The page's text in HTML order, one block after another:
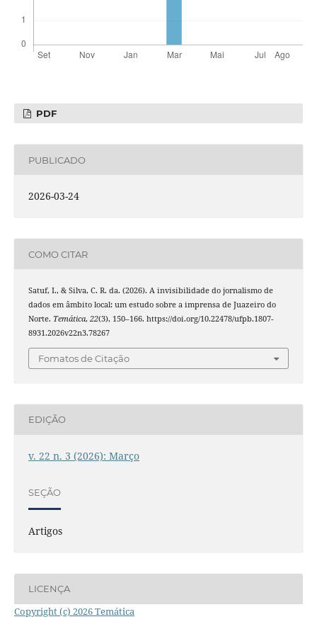
PDF
PUBLICADO
2026-03-24
COMO CITAR
Satuf, I., & Silva, C. R. da. (2026). A invisibilidade do jornalismo de
dados em âmbito local: um estudo sobre a imprensa de Juazeiro do
Norte. Temática, 22(3), 150–166. https://doi.org/10.22478/ufpb.1807-
8931.2026v22n3.78267
Fomatos de Citação
EDIÇÃO
v. 22 n. 3 (2026): Março
SEÇÃO
Artigos
LICENÇA
Copyright (c) 2026 Temática